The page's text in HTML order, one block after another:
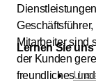
Geschäftsführer,
Mitarbeiter sind
der Kunden
freundliches
Lernen Sie